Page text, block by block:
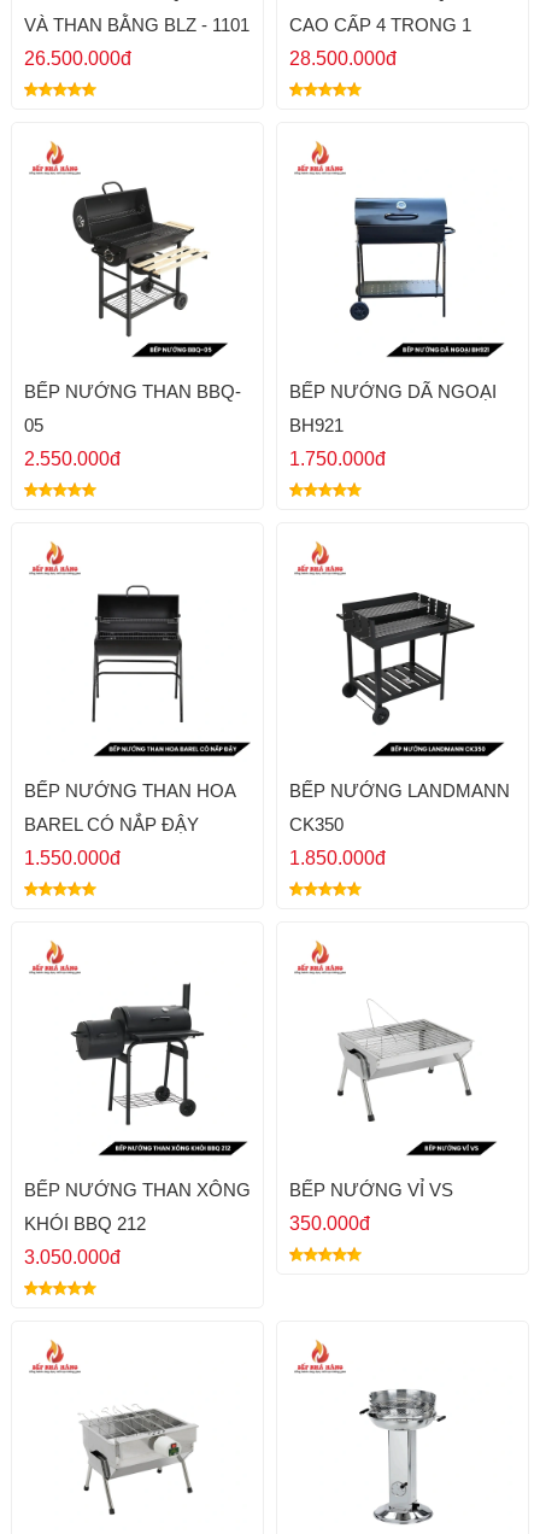
VÀ THAN BẰNG BLZ - 1101
26.500.000đ
CAO CẤP 4 TRONG 1
28.500.000đ
BẾP NƯỚNG THAN BBQ-
05
2.550.000đ
BẾP NƯỚNG DÃ NGOẠI
BH921
1.750.000đ
BẾP NƯỚNG THAN HOA
BAREL CÓ NẮP ĐẬY
1.550.000đ
BẾP NƯỚNG LANDMANN
CK350
1.850.000đ
BẾP NƯỚNG THAN XÔNG
KHÓI BBQ 212
3.050.000đ
BẾP NƯỚNG VỈ VS
350.000đ